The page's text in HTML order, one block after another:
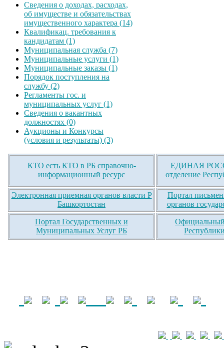
Сведения о доходах, расходах,
об имуществе и обязательствах
имущественного характера (14)
Квалификац. требования к
кандидатам (1)
Муниципальная служба (7)
Муниципальные услуги (1)
Муниципальные заказы (1)
Порядок поступления на
службу (2)
Регламенты гос. и
муниципальных услуг (1)
Сведения о вакантных
должностях (0)
Аукционы и Конкурсы
(условия и результаты) (3)
КТО есть КТО в РБ справочно-
информационный ресурс
ЕДИНАЯ
отделение
Электронная приемная органов власти Р
Башкортостан
Портал
органов
Портал Государственных и
Муниципальных Услуг РБ
Официальный